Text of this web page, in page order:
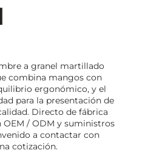
a granel martillado
combina mangos con
ergonómico, y el
para la presentación de
Directo de fábrica
OEM / ODM y suministros
a contactar con
cotización.